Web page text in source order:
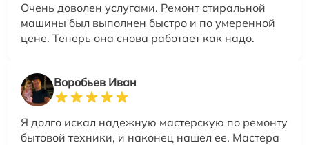
Очень доволен услугами. Ремонт стиральной
машины был выполнен быстро и по умеренной
цене. Теперь она снова работает как надо.
Воробьев Иван
Я долго искал надежную мастерскую по ремонту
бытовой техники, и наконец нашел ее. Мастера